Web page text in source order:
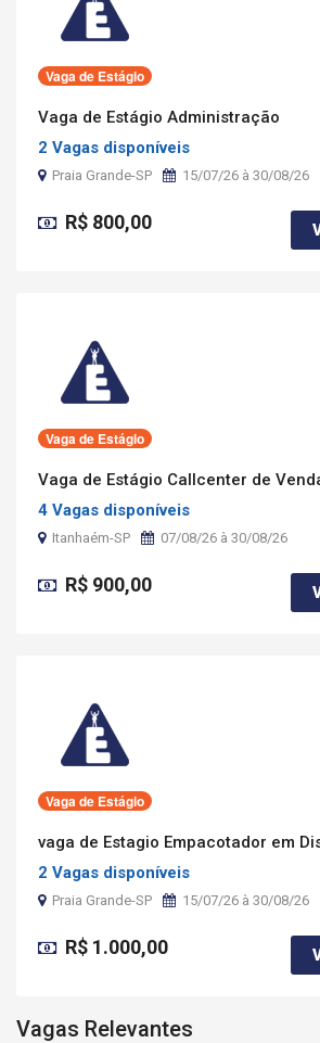
Vaga de Estágio
Vaga de Estágio Administração
2 Vagas disponíveis
Praia Grande-SP 15/07/26 à 30/08/26
R$ 800,00
Vaga de Estágio
Vaga de Estágio Callcenter de
4 Vagas disponíveis
Itanhaém-SP 07/08/26 à 30/08/26
R$ 900,00
Vaga de Estágio
vaga de Estagio Empacotador em
2 Vagas disponíveis
Praia Grande-SP 15/07/26 à 30/08/26
R$ 1.000,00
Vagas Relevantes